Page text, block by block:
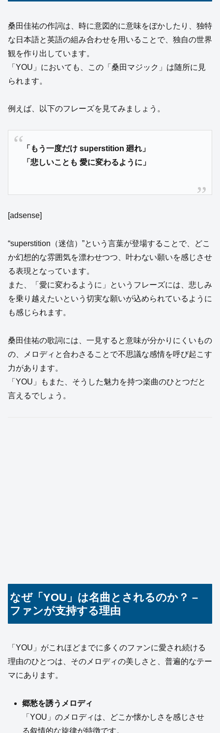
桑田佳祐の作詞は、時に意図的に意味をぼかしたり、独特
な日本語と英語の組み合わせを用いることで、独自の世界
観を作り出しています。
「YOU」においても、この「桑田マジック」は随所に見
られます。
例えば、以下のフレーズを見てみましょう。
「もう一度だけ superstition 廻れ」
「悲しいことも 愛に変わるように」
[adsense]
“superstition（迷信）”という言葉が登場することで、どこ
か幻想的な雰囲気を漂わせつつ、叶わない願いを感じさせ
る表現となっています。
また、「愛に変わるように」というフレーズには、悲しみ
を乗り越えたいという切実な願いが込められているように
も感じられます。
桑田佳祐の歌詞には、一見すると意味が分かりにくいもの
の、メロディと合わさることで不思議な感情を呼び起こす
力があります。
「YOU」もまた、そうした魅力を持つ楽曲のひとつだと
言えるでしょう。
なぜ「YOU」は名曲とされるのか？ –
ファンが支持する理由
「YOU」がこれほどまでに多くのファンに愛され続ける
理由のひとつは、そのメロディの美しさと、普遍的なテー
マにあります。
郷愁を誘うメロディ
「YOU」のメロディは、どこか懐かしさを感じさせ
る叙情的な旋律が特徴です。